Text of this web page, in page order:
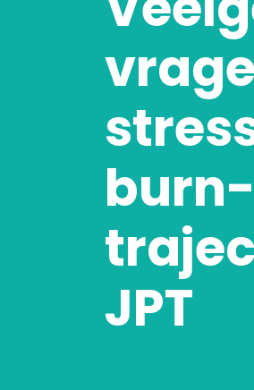
JPT